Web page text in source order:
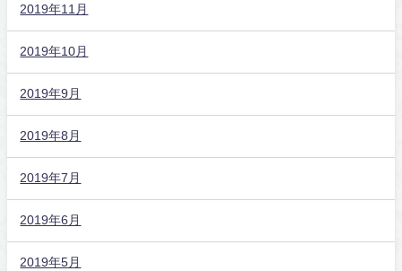
2019年11月
2019年10月
2019年9月
2019年8月
2019年7月
2019年6月
2019年5月